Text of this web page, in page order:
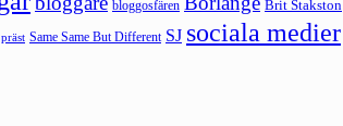
bloggosfären Brit Stakston
präst Same Same But Different SJ sociala medier